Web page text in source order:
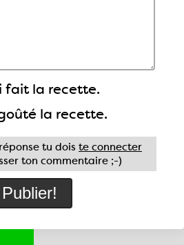
fait la recette.
la recette.
tu dois te connecter
ton commentaire ;-)